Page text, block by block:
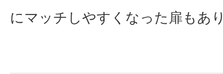
にマッチしやすくなった扉もあ